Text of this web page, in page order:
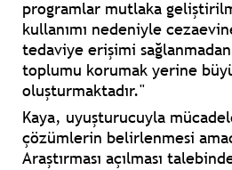
programlar mutlaka
kullanımı nedeniyle
tedaviye erişimi
toplumu korumak yerine
oluşturmaktadır."
Kaya, uyuşturucuyla
çözümlerin belirlenmesi
Araştırması açılması